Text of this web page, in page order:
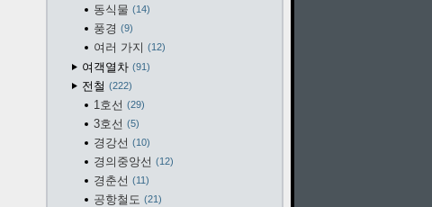
동식물 14
풍경 9
여러 가지 12
여객열차 91
전철 222
1호선 29
3호선 5
경강선 10
경의중앙선 12
경춘선 11
공항철도 21